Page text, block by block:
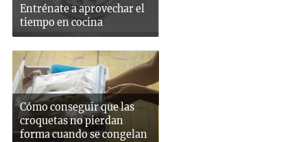
Entrénate a aprovechar el
tiempo en cocina
Cómo conseguir que las
croquetas no pierdan
forma cuando se congelan